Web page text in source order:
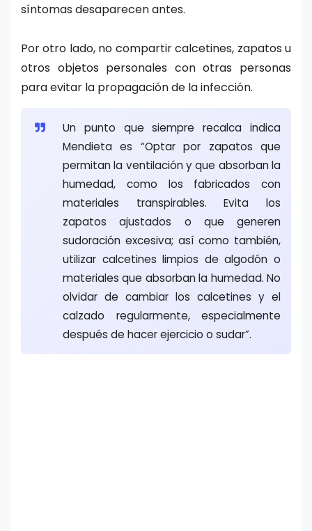
síntomas desaparecen antes.
Por otro lado, no compartir calcetines, zapatos u
otros objetos personales con otras personas
para evitar la propagación de la infección.
Un punto que siempre recalca indica
Mendieta es “Optar por zapatos que
permitan la ventilación y que absorban la
humedad, como los fabricados con
materiales transpirables. Evita los
zapatos ajustados o que generen
sudoración excesiva; así como también,
utilizar calcetines limpios de algodón o
materiales que absorban la humedad. No
olvidar de cambiar los calcetines y el
calzado regularmente, especialmente
después de hacer ejercicio o sudar”.